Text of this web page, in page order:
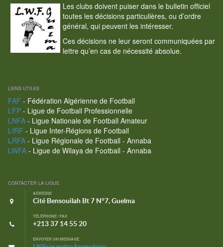
Les clubs doivent puiser dans le bulletin officiel
toutes les décisions particulières, ou d’ordre
général, qui peuvent les intéresser.
Ces décisions ne leur seront communiquées par
lettre qu’en cas de nécessité absolue.
LIENS UTILES
FAF - Fédération Algérienne de Football
LFP- Ligue de Football Professionnelle
LNFA- Ligue Nationale de Football Amateur
LIRF - Ligue Inter-Régions de Football
LRFA- Ligue Régionale de Football - Annaba
LWFA- Ligue de Wilaya de Football - Annaba
CONTACTER LA LIGUE
ADRESSE
Cité Bensouilah Bt 7 N°7, Guelma
TÉLÉPHONE / FAX
+213 37 14 55 20
ENVOYER UN MESSAGE